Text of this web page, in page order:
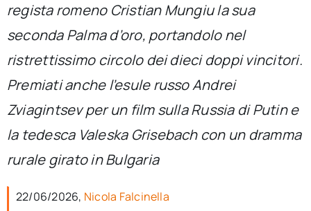
Chi siamo
per:
Newsletter
regista romeno Cristian Mungiu la sua
seconda Palma d’oro, portandolo nel
ristrettissimo circolo dei dieci doppi vincitori.
Premiati anche l’esule russo Andrei
Zviagintsev per un film sulla Russia di Putin e
la tedesca Valeska Grisebach con un dramma
rurale girato in Bulgaria
22/06/2026, Nicola Falcinella